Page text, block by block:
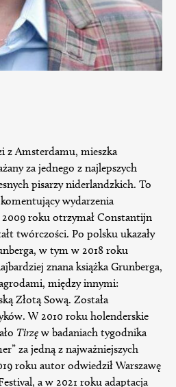
z Amsterdamu, mieszka
za jednego z najlepszych
pisarzy niderlandzkich. To
wydarzenia
2009 roku otrzymał Constantijn
twórczości. Po polsku ukazały
w tym w 2018 roku
znana książka Grunberga,
między innymi:
Złotą Sową. Została
W 2010 roku holenderskie
Tirzę w badaniach tygodnika
za jedną z najważniejszych
roku autor odwiedził Warszawę
a w 2021 roku adaptacja